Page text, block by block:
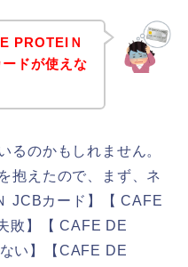
PROTEIＮ
ドが使えな
るのかもしれません。
抱えたので、まず、ネ
JCBカード】【 CAFE
敗】【 CAFE DE
い】【CAFE DE